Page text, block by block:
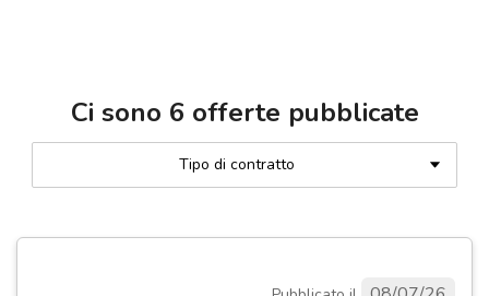
Ci sono 6 offerte pubblicate
Tipo di contratto